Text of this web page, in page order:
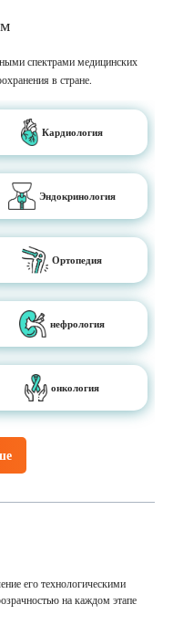
спектрами медицинских
в стране.
Кардиология
Эндокринология
Ортопедия
нефрология
онкология
его технологическими
на каждом этапе